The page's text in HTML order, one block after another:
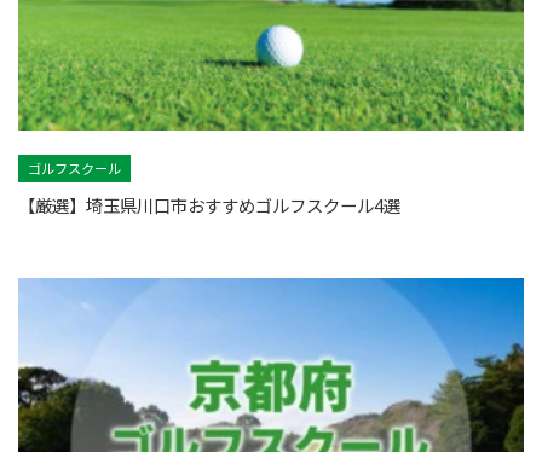
ゴルフスクール
【厳選】埼玉県川口市おすすめゴルフスクール4選